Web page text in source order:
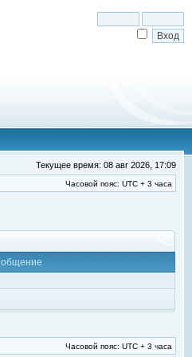
Текущее время: 08 авг 2026, 17:09
Часовой пояс: UTC + 3 часа
Часовой пояс: UTC + 3 часа